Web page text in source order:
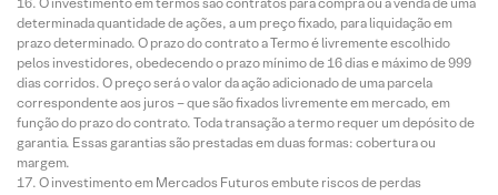
determinada quantidade de ações, a um preço fixado, para liquidação em
prazo determinado. O prazo do contrato a Termo é livremente escolhido
pelos investidores, obedecendo o prazo mínimo de 16 dias e máximo de 999
dias corridos. O preço será o valor da ação adicionado de uma parcela
correspondente aos juros – que são fixados livremente em mercado, em
função do prazo do contrato. Toda transação a termo requer um depósito de
garantia. Essas garantias são prestadas em duas formas: cobertura ou
margem.
O investimento em Mercados Futuros embute riscos de perdas